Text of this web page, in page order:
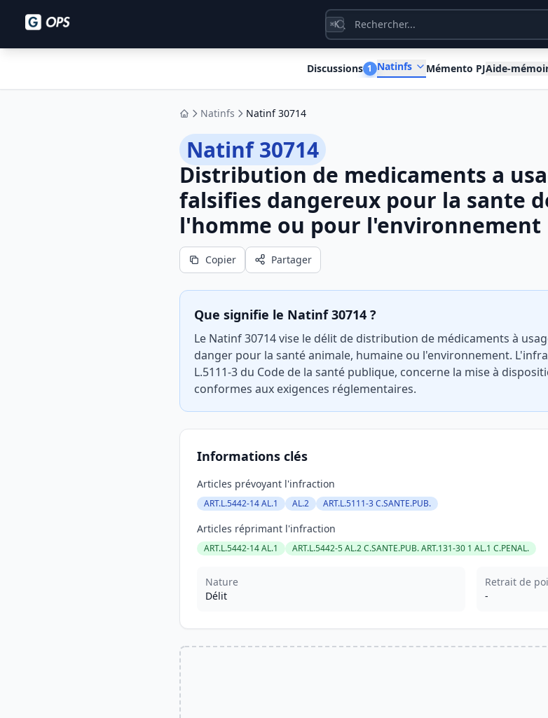
⌘K
Discussions 1 Natinfs Mémento PJAide-
AccueilNatinfs Natinf 30714
Natinf 30714
Distribution de medicaments a
falsifies dangereux pour la sante
l'homme ou pour l'environnement
Copier Partager
Que signifie le Natinf 30714 ?
Le Natinf 30714 vise le délit de distribution de médicaments à
danger pour la santé animale, humaine ou l'environnement.
L.5111-3 du Code de la santé publique, concerne la mise à
conformes aux exigences réglementaires.
Informations clés
Articles prévoyant l'infraction
ART.L.5442-14 AL.1 AL.2 ART.L.5111-3 C.SANTE.PUB.
Articles réprimant l'infraction
ART.L.5442-14 AL.1 ART.L.5442-5 AL.2 C.SANTE.PUB. ART.131-30 1 AL.1 C.PENAL.
Nature
Délit
Retrait de
-